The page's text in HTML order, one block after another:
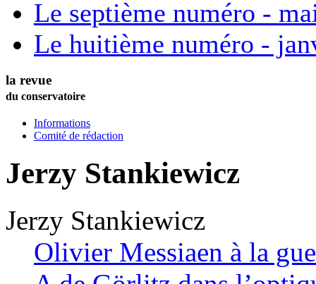
Le septième numéro -
Le huitième numéro -
la revue
du conservatoire
Informations
Comité de rédaction
Jerzy Stankiewicz
Jerzy Stankiewicz
Olivier Messiaen à la